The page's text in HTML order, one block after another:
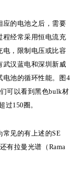
应的电池之后，需要
程经常采用恒电流充
电，限制电压或比容
武汉蓝电和深圳新威
电池的循环性能。图4
可以看到黑色bulk材
过150圈。
见的有上述的SE
有拉曼光谱（Rama